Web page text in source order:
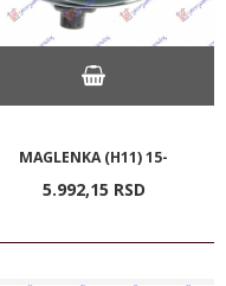
MAGLENKA (H11) 15-
5.992,15 RSD